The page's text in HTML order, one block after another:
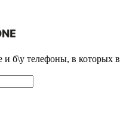
б\у телефоны, в которых